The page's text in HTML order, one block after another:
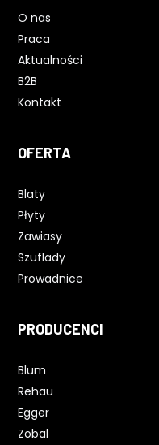
O nas
Praca
Aktualności
B2B
Kontakt
OFERTA
Blaty
Płyty
Zawiasy
Szuflady
Prowadnice
PRODUCENCI
Blum
Rehau
Egger
Zobal